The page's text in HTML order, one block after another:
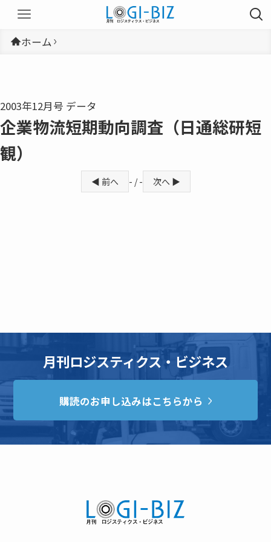
ホーム
2003年12月号 データ
企業物流短期動向調査（日通総研短
観）
◀ 前へ - / - 次へ ▶
月刊ロジスティクス・ビジネス
購読のお申し込みはこちらから